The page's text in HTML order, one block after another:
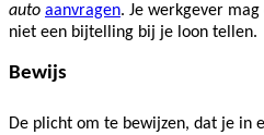
auto aanvragen. Je werkgever
niet een bijtelling bij je loon tellen.
Bewijs
De plicht om te bewijzen, dat je in